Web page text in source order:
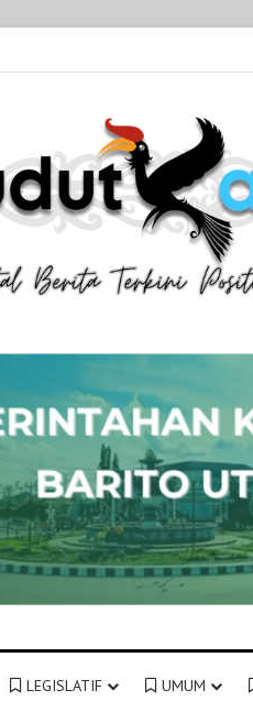
LEGISLATIF UMUM